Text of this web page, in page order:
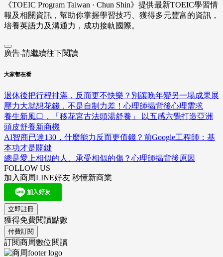
《TOEIC Program Taiwan · Chun Shin》提供最新TOEIC學習情
報及相關資訊，幫助你掌握學習技巧、獲得多元豐富的資訊，
培養英語力及溝通力，成功接軌國際。
廣告-請繼續往下閱讀
大家都在看
退休後把行程排滿，反而更不快樂？別讓晚年變另一場成果展
壓力大就想花錢，不是自制力差！心理師揭背後心理需求
養生新風口，「移花宮古法頭湯舒養」 以五感六覺打造亞洲
頭皮舒養新商機
AI智商已達130，什麼能力反而更值錢？前Google工程師：基
本功才是關鍵
總是愛上相似的人、承受相似的傷？心理師揭背後原因
FOLLOW US
加入商周LINE好友 秒懂新商業
立即註冊
獲得免費閱讀點數
付費訂閱
訂閱商周數位閱讀